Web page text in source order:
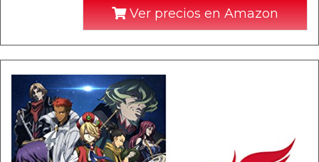
Ver precios en Amazon